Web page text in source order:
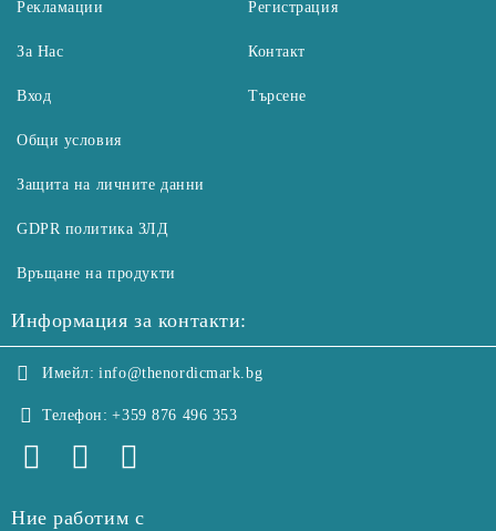
Рекламации
За Нас
Вход
Регистрация
Контакт
Търсене
Общи условия
Защита на личните данни
GDPR политика ЗЛД
Връщане на продукти
Информация за контакти:
Имейл: info@thenordicmark.bg
Телефон: +359 876 496 353
Ние работим с